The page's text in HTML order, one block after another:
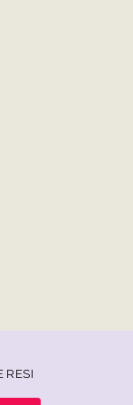
RESI